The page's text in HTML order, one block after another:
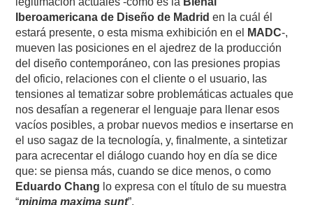
Iberoamericana de Diseño de Madrid en la cuál él
estará presente, o esta misma exhibición en el
MADC-,
mueven las posiciones en el ajedrez de la producción
del diseño contemporáneo, con las presiones propias
del oficio, relaciones con el cliente o el usuario, las
tensiones al tematizar sobre problemáticas actuales que
nos desafían a regenerar el lenguaje para llenar esos
vacíos posibles, a probar nuevos medios e insertarse en
el uso sagaz de la tecnología, y, finalmente, a sintetizar
para acrecentar el diálogo cuando hoy en día se dice
que: se piensa más, cuando se dice menos, o como
Eduardo Chang lo expresa con el título de su muestra
“minima maxima sunt”.